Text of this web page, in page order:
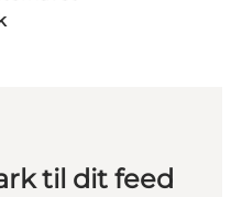
til dit feed